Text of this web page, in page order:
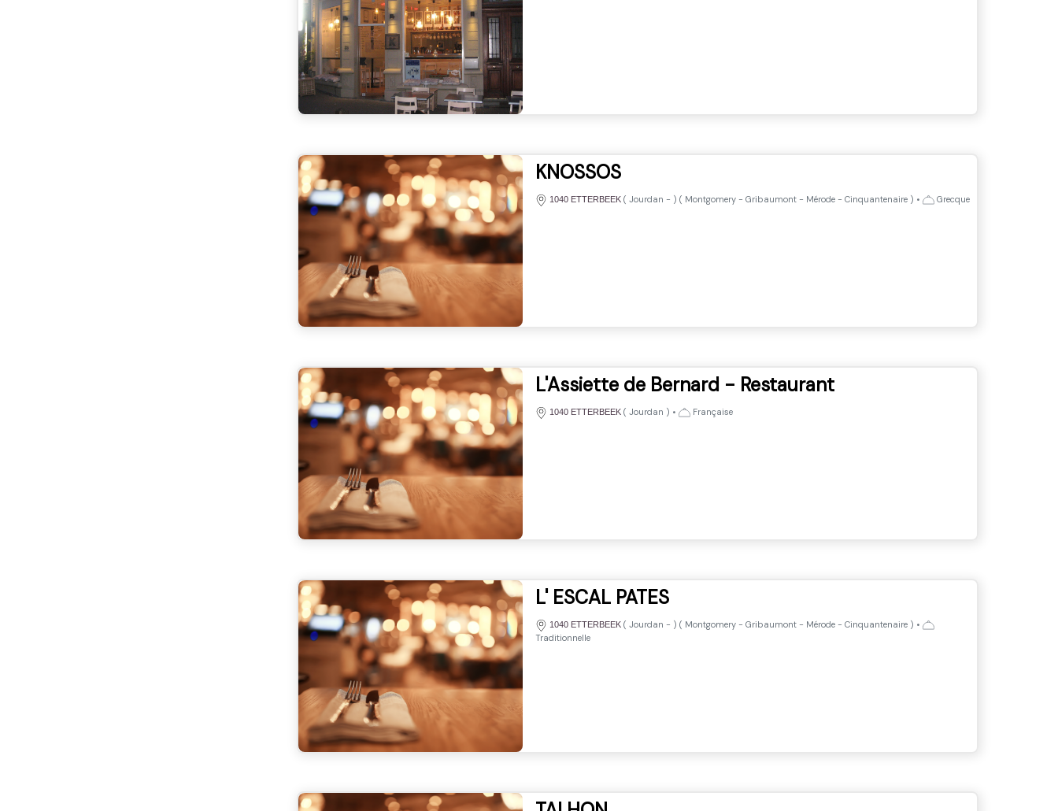
KNOSSOS
1040 ETTERBEEK ( Jourdan - ) ( Montgomery - Gribaumont - Mérode - Cinquantenaire) • Grecque
L'Assiette de Bernard - Restaurant
1040 ETTERBEEK ( Jourdan ) • Française
L' ESCAL PATES
1040 ETTERBEEK ( Jourdan - ) ( Montgomery - Gribaumont - Mérode - Cinquantenaire) •
Traditionnelle